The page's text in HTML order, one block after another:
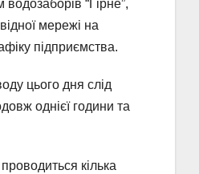
“Гірне”,
мережі на
підприємства.
цього дня слід
однієї години та
кілька